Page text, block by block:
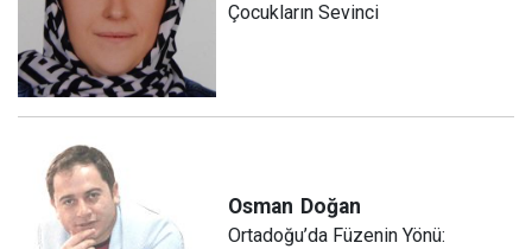
Çocukların Sevinci
Osman Doğan
Ortadoğu’da Füzenin Yönü: